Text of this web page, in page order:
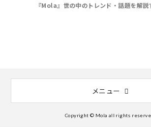
『Mola』世の中のトレンド・話題を解説
メニュー
Copyright © Mola all rights